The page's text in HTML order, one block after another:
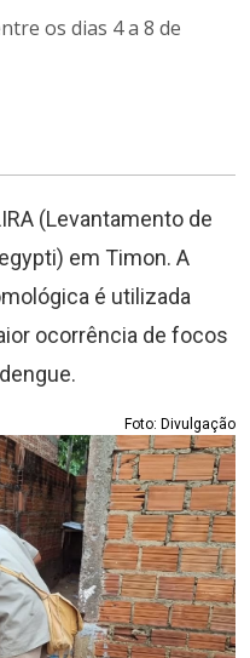
os dias 4 a 8 de
(Levantamento de
em Timon. A
é utilizada
ocorrência de focos
Foto: Divulgação